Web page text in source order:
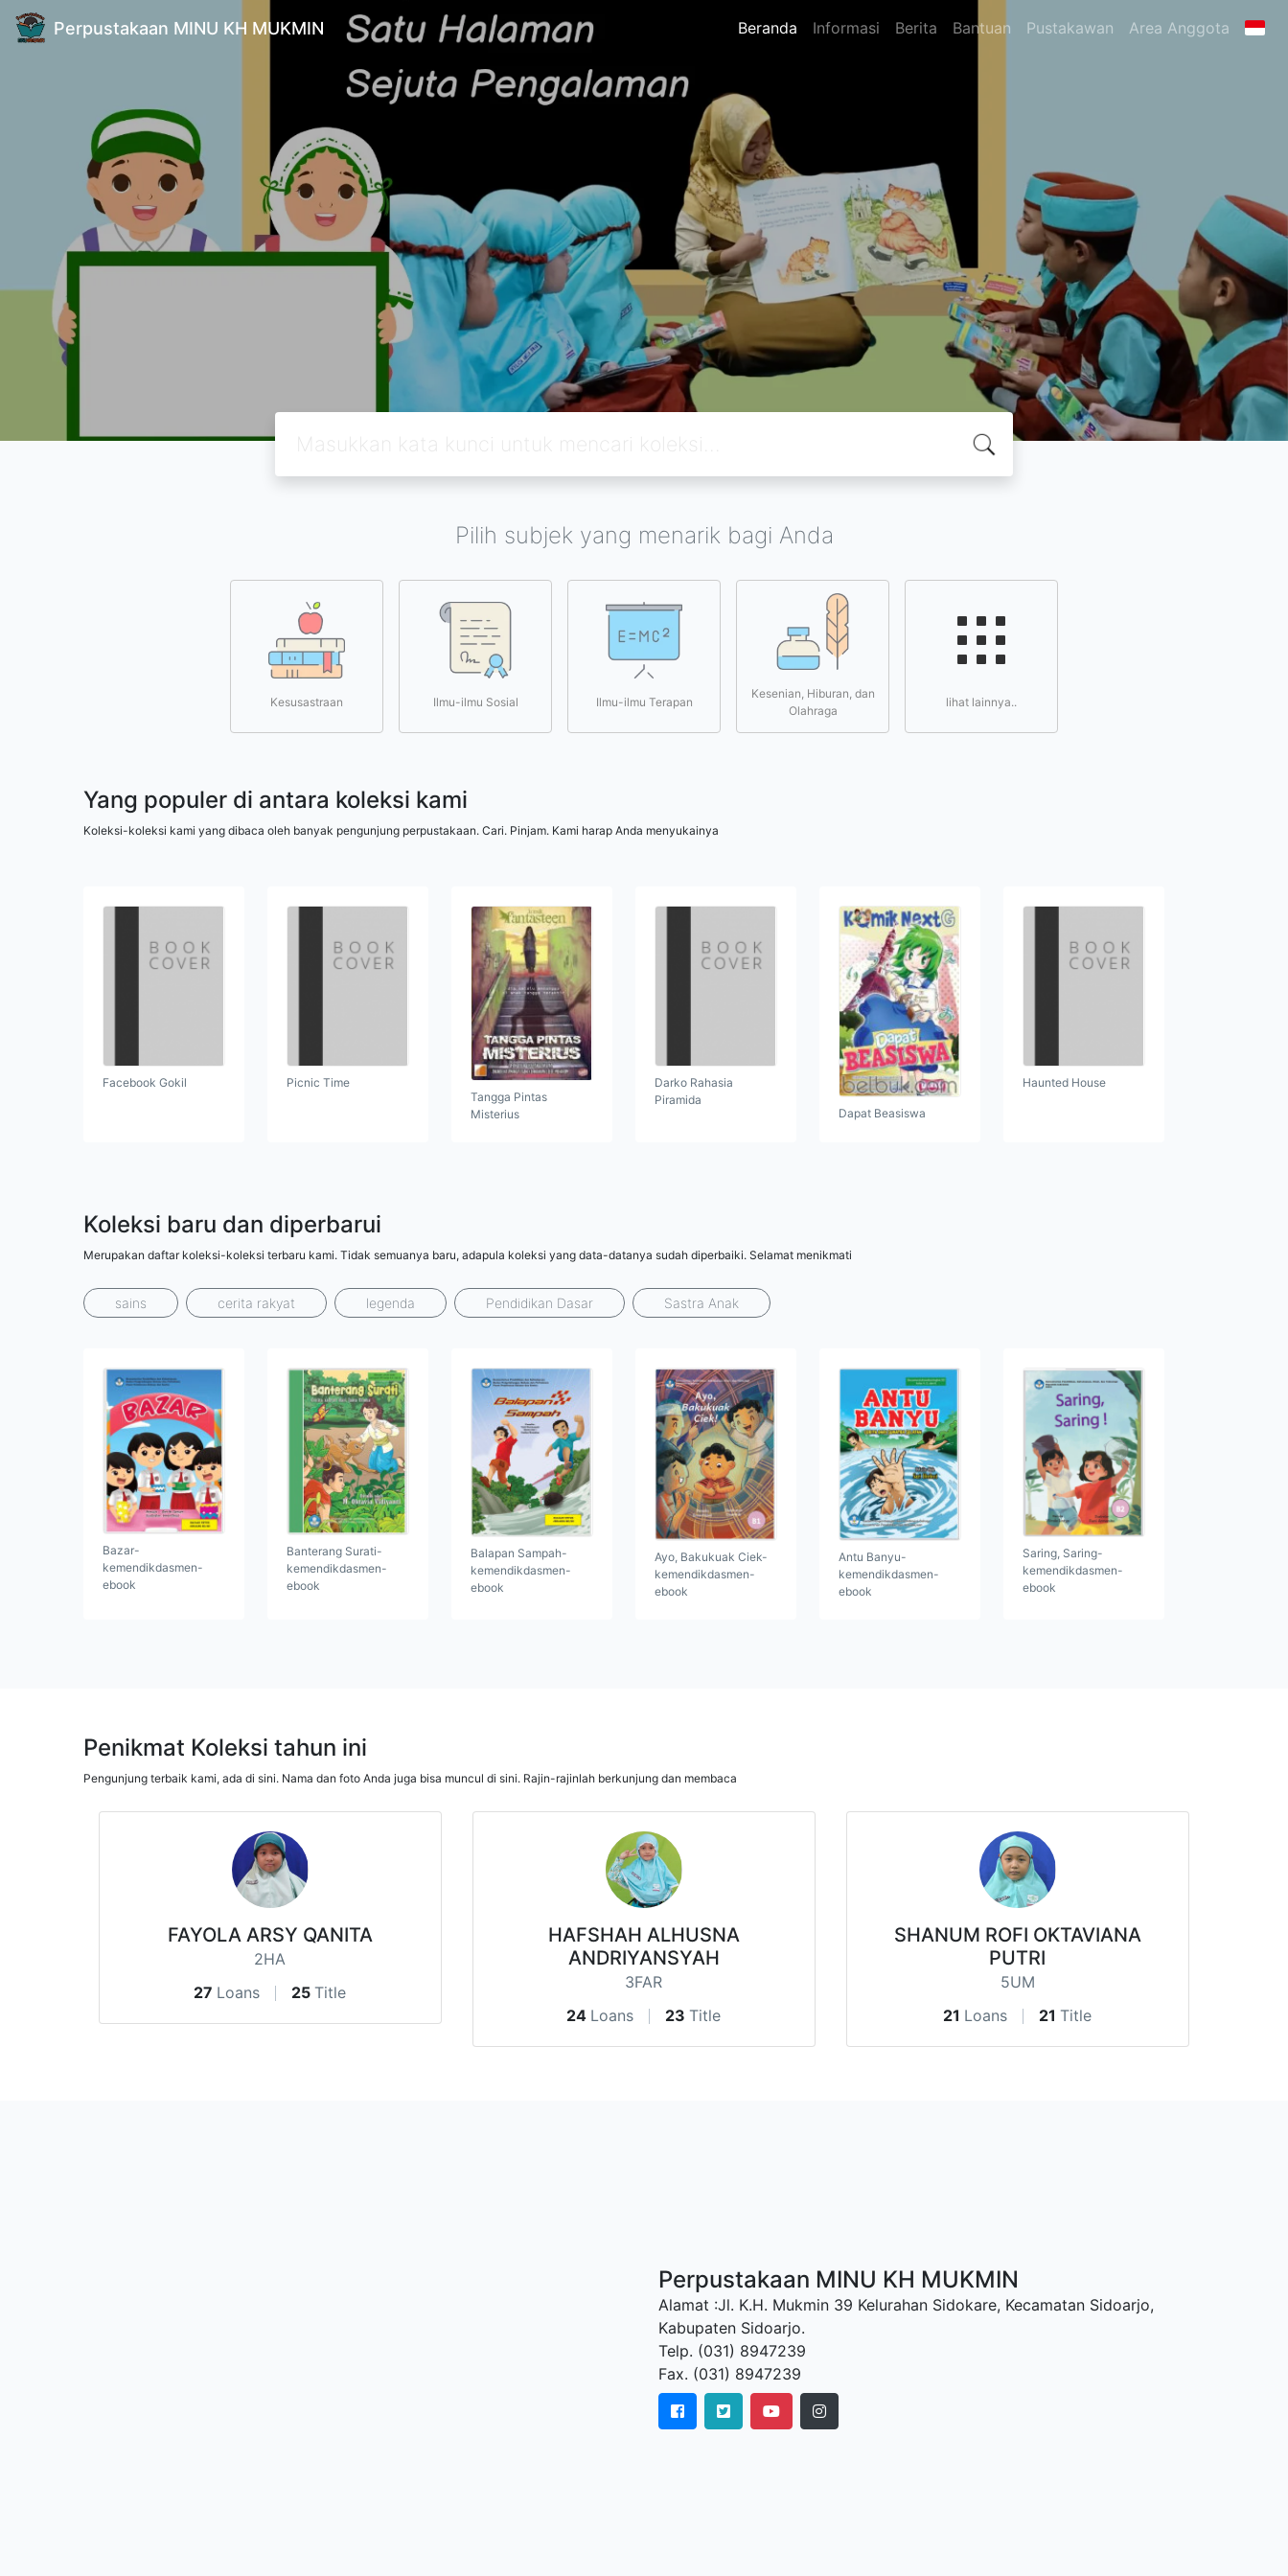
Perpustakaan MINU KH MUKMIN Beranda Informasi Berita Bantuan Pustakawan Area Anggota
Pilih subjek yang menarik bagi Anda
Kesusastraan Ilmu-ilmu Sosial Ilmu-ilmu Terapan
Kesenian, Hiburan, dan
Olahraga
lihat lainnya..
Yang populer di antara koleksi kami
Koleksi-koleksi kami yang dibaca oleh banyak pengunjung perpustakaan. Cari. Pinjam. Kami harap Anda menyukainya
Facebook Gokil
Picnic Time
Tangga Pintas
Misterius
Darko Rahasia
Piramida
Dapat Beasiswa
Haunted House
Koleksi baru dan diperbarui
Merupakan daftar koleksi-koleksi terbaru kami. Tidak semuanya baru, adapula koleksi yang data-datanya sudah diperbaiki. Selamat menikmati
sains cerita rakyat legenda Pendidikan Dasar Sastra Anak
Bazar-
kemendikdasmen-
ebook
Banterang Surati-
kemendikdasmen-
ebook
Balapan Sampah-
kemendikdasmen-
ebook
Ayo, Bakukuak Ciek-
kemendikdasmen-
ebook
Antu Banyu-
kemendikdasmen-
ebook
Saring, Saring-
kemendikdasmen-
ebook
Penikmat Koleksi tahun ini
Pengunjung terbaik kami, ada di sini. Nama dan foto Anda juga bisa muncul di sini. Rajin-rajinlah berkunjung dan membaca
FAYOLA ARSY QANITA
2HA
27 Loans 25 Title
HAFSHAH ALHUSNA
ANDRIYANSYAH
3FAR
24 Loans 23 Title
SHANUM ROFI OKTAVIANA
PUTRI
5UM
21 Loans 21 Title
Perpustakaan MINU KH MUKMIN
Alamat :Jl. K.H. Mukmin 39 Kelurahan Sidokare, Kecamatan Sidoarjo,
Kabupaten Sidoarjo.
Telp. (031) 8947239
Fax. (031) 8947239